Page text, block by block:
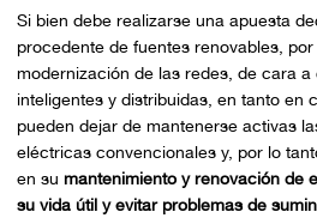
Si bien debe realizarse una apuesta
procedente de fuentes renovables,
modernización de las redes, de cara
inteligentes y distribuidas, en tanto en
pueden dejar de mantenerse activas
eléctricas convencionales y, por lo
en su mantenimiento y renovación de
su vida útil y evitar problemas de